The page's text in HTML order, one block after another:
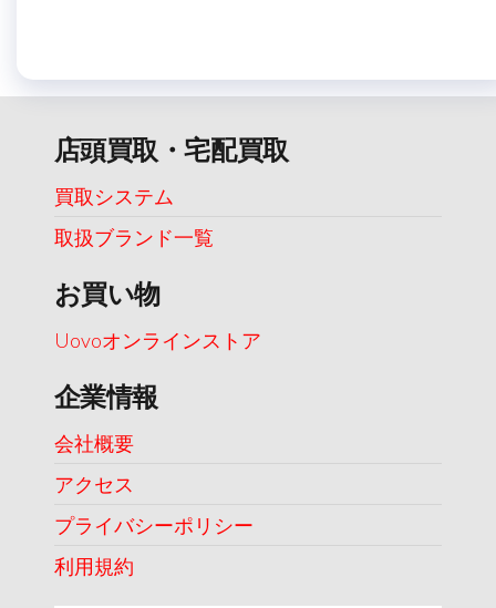
店頭買取・宅配買取
買取システム
取扱ブランド一覧
お買い物
Uovoオンラインストア
企業情報
会社概要
アクセス
プライバシーポリシー
利用規約